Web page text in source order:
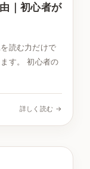
｜初心者が
読む力だけで
す。 初心者の
詳しく読む →